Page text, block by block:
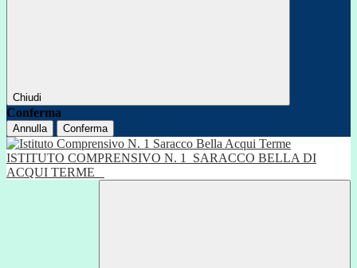
Chiudi
Conferma
Annulla Conferma
ISTITUTO COMPRENSIVO N. 1
SARACCO BELLA DI
ACQUI TERME